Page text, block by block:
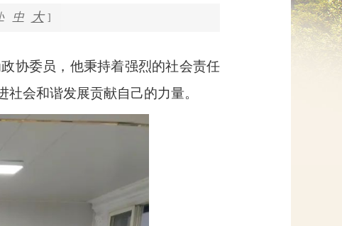
中 大 ]
协委员，他秉持着强烈的社会责任
会和谐发展贡献自己的力量。